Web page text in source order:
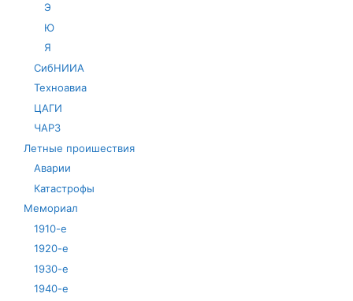
Э
Ю
Я
СибНИИА
Техноавиа
ЦАГИ
ЧАРЗ
Летные проишествия
Аварии
Катастрофы
Мемориал
1910-е
1920-е
1930-е
1940-е